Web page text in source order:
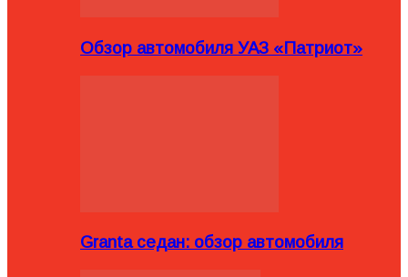
Обзор автомобиля УАЗ «Патриот»
Granta седан: обзор автомобиля